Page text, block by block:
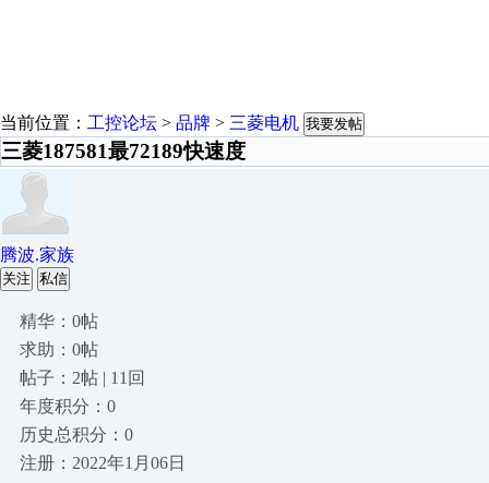
当前位置： 工控论坛 > 品牌 > 三菱电机 我要发帖
三菱187581最72189快速度
腾波.家族
关注 私信
精华：0帖
求助：0帖
帖子：2帖 | 11回
年度积分：0
历史总积分：0
注册：2022年1月06日